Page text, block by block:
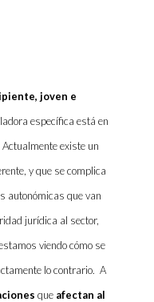
joven e
específica está en
existe un
y que se complica
autonómicas que van
jurídica al sector,
viendo cómo se
lo contrario. A
queafectan al